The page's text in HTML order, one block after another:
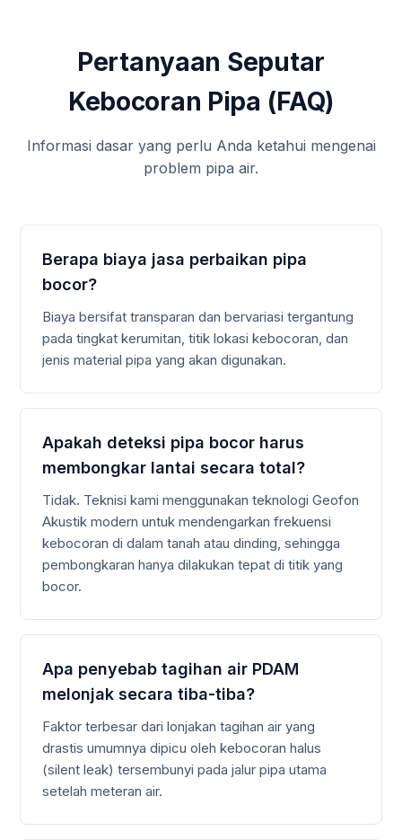
Pertanyaan Seputar
Kebocoran Pipa (FAQ)
Informasi dasar yang perlu Anda ketahui mengenai
problem pipa air.
Berapa biaya jasa perbaikan pipa
bocor?
Biaya bersifat transparan dan bervariasi tergantung
pada tingkat kerumitan, titik lokasi kebocoran, dan
jenis material pipa yang akan digunakan.
Apakah deteksi pipa bocor harus
membongkar lantai secara total?
Tidak. Teknisi kami menggunakan teknologi Geofon
Akustik modern untuk mendengarkan frekuensi
kebocoran di dalam tanah atau dinding, sehingga
pembongkaran hanya dilakukan tepat di titik yang
bocor.
Apa penyebab tagihan air PDAM
melonjak secara tiba-tiba?
Faktor terbesar dari lonjakan tagihan air yang
drastis umumnya dipicu oleh kebocoran halus
(silent leak) tersembunyi pada jalur pipa utama
setelah meteran air.